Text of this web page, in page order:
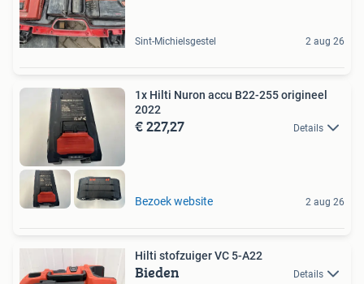
Sint-Michielsgestel 2 aug 26
1x Hilti Nuron accu B22-255 origineel
2022
€ 227,27 Details
Bezoek website 2 aug 26
Hilti stofzuiger VC 5-A22
Bieden Details